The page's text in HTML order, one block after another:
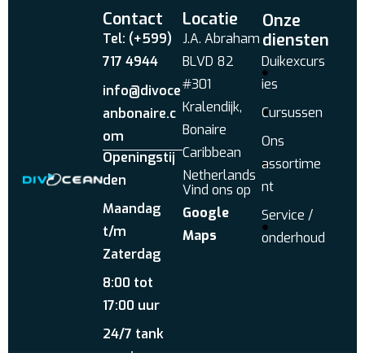
Contact
Tel: (+599)
717 4944
info@divoce
anbonaire.c
om
Openingstij
den
Maandag
t/m
Zaterdag
8:00 tot
17:00 uur
24/7 tank
Locatie
J.A. Abraham
BLVD 82
#301
Kralendijk,
Bonaire
Caribbean
Netherlands
Vind ons op
Google
Maps
Onze
diensten
Duikexcurs
ies
Cursussen
Ons
assortime
nt
Service /
onderhoud